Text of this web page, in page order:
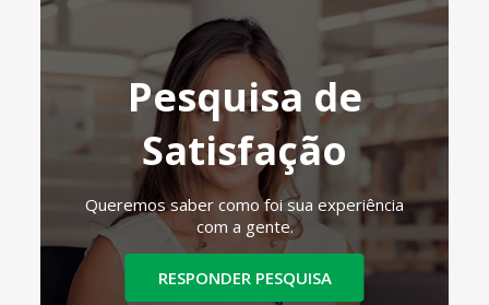
Pesquisa de
Satisfação
Queremos saber como foi sua experiência
com a gente.
RESPONDER PESQUISA